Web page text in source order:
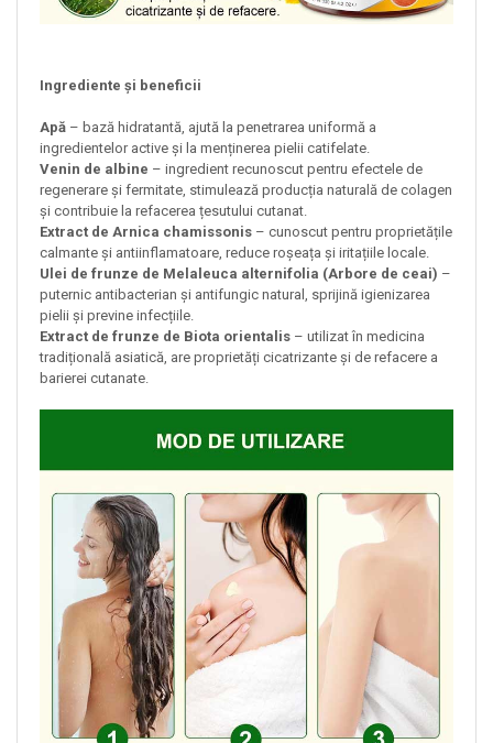
Ingrediente și beneficii
Apă – bază hidratantă, ajută la penetrarea uniformă a
ingredientelor active și la menținerea pielii catifelate.
Venin de albine – ingredient recunoscut pentru efectele de
regenerare și fermitate, stimulează producția naturală de colagen
și contribuie la refacerea țesutului cutanat.
Extract de Arnica chamissonis – cunoscut pentru proprietățile
calmante și antiinflamatoare, reduce roșeața și iritațiile locale.
Ulei de frunze de Melaleuca alternifolia (Arbore de ceai) –
puternic antibacterian și antifungic natural, sprijină igienizarea
pielii și previne infecțiile.
Extract de frunze de Biota orientalis – utilizat în medicina
tradițională asiatică, are proprietăți cicatrizante și de refacere a
barierei cutanate.